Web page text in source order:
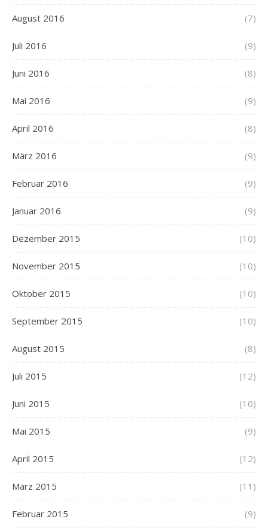
August 2016 (7)
Juli 2016 (9)
Juni 2016 (8)
Mai 2016 (9)
April 2016 (8)
März 2016 (9)
Februar 2016 (9)
Januar 2016 (9)
Dezember 2015 (10)
November 2015 (10)
Oktober 2015 (10)
September 2015 (10)
August 2015 (8)
Juli 2015 (12)
Juni 2015 (10)
Mai 2015 (9)
April 2015 (12)
März 2015 (11)
Februar 2015 (9)